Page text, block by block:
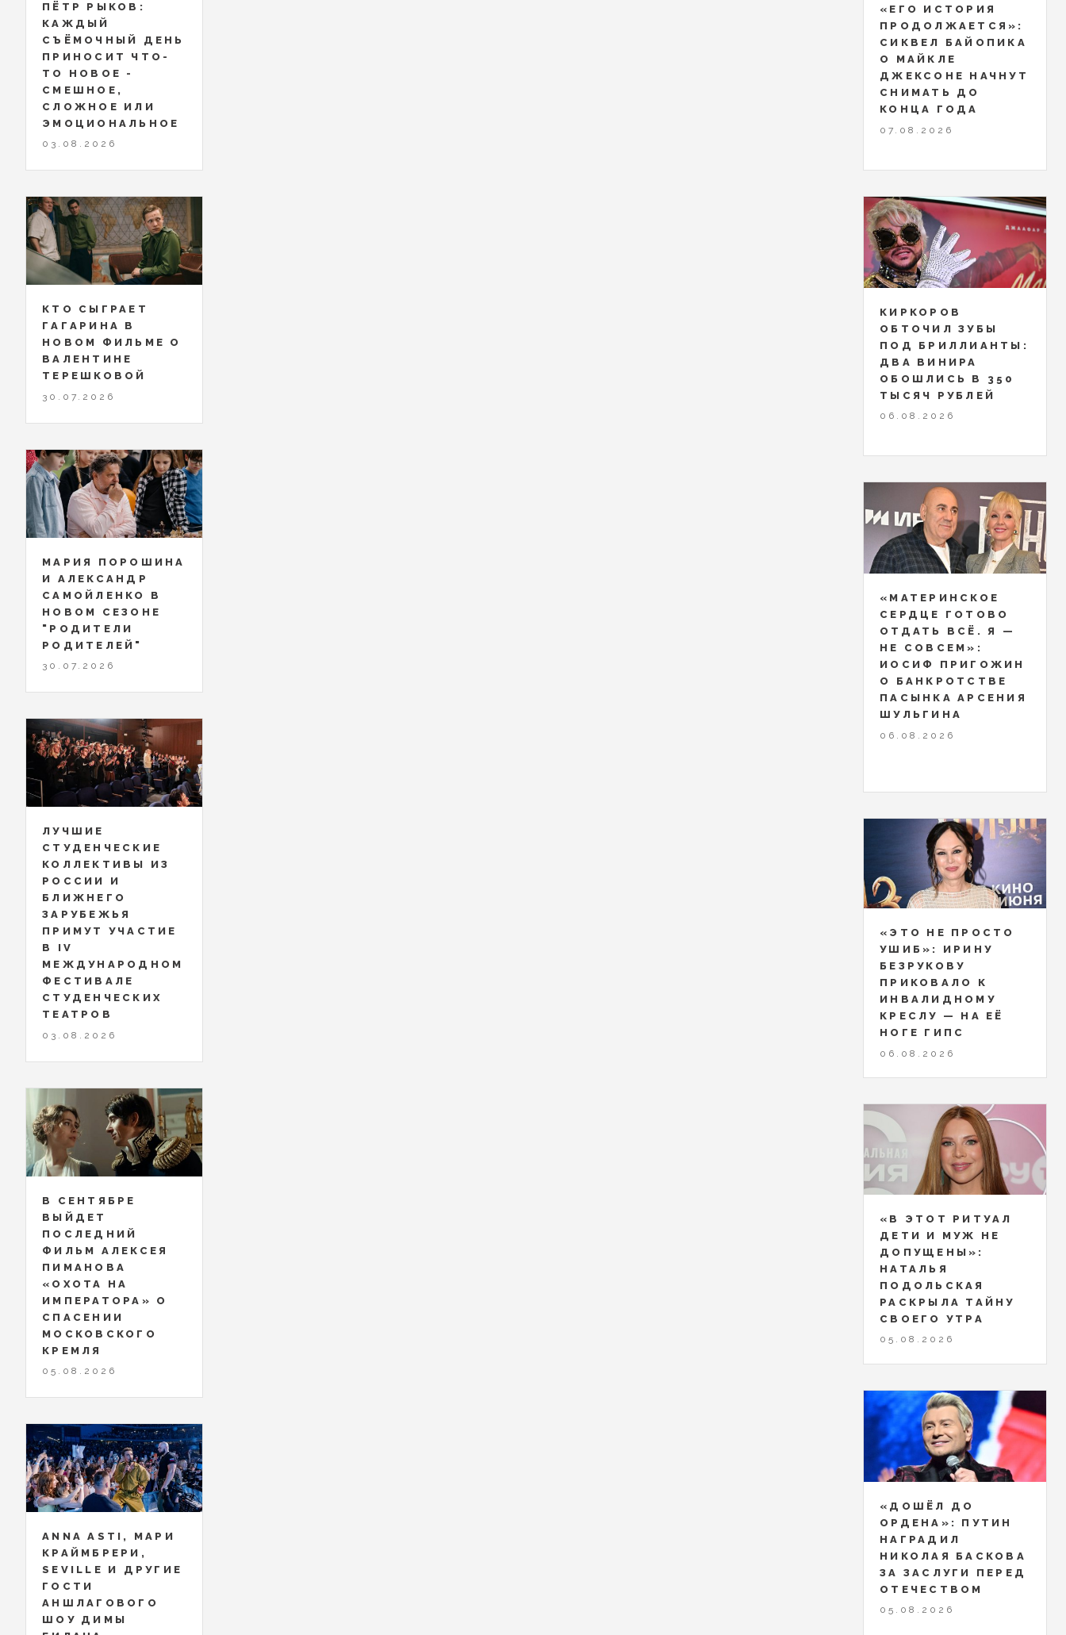
ПЁТР РЫКОВ:
КАЖДЫЙ
СЪЁМОЧНЫЙ ДЕНЬ
ПРИНОСИТ ЧТО-
ТО НОВОЕ -
СМЕШНОЕ,
СЛОЖНОЕ ИЛИ
ЭМОЦИОНАЛЬНОЕ
03.08.2026
КТО СЫГРАЕТ
ГАГАРИНА В
НОВОМ ФИЛЬМЕ О
ВАЛЕНТИНЕ
ТЕРЕШКОВОЙ
30.07.2026
МАРИЯ ПОРОШИНА
И АЛЕКСАНДР
САМОЙЛЕНКО В
НОВОМ СЕЗОНЕ
"РОДИТЕЛИ
РОДИТЕЛЕЙ"
30.07.2026
ЛУЧШИЕ
СТУДЕНЧЕСКИЕ
КОЛЛЕКТИВЫ ИЗ
РОССИИ И
БЛИЖНЕГО
ЗАРУБЕЖЬЯ
ПРИМУТ УЧАСТИЕ
В IV
МЕЖДУНАРОДНОМ
ФЕСТИВАЛЕ
СТУДЕНЧЕСКИХ
ТЕАТРОВ
03.08.2026
В СЕНТЯБРЕ
ВЫЙДЕТ
ПОСЛЕДНИЙ
ФИЛЬМ АЛЕКСЕЯ
ПИМАНОВА
«ОХОТА НА
ИМПЕРАТОРА» О
СПАСЕНИИ
МОСКОВСКОГО
КРЕМЛЯ
05.08.2026
ANNA ASTI, МАРИ
КРАЙМБРЕРИ,
SEVILLE И ДРУГИЕ
ГОСТИ
АНШЛАГОВОГО
ШОУ ДИМЫ
«ЕГО ИСТОРИЯ
ПРОДОЛЖАЕТСЯ»:
СИКВЕЛ БАЙОПИКА
О МАЙКЛЕ
ДЖЕКСОНЕ НАЧНУТ
СНИМАТЬ ДО
КОНЦА ГОДА
07.08.2026
КИРКОРОВ
ОБТОЧИЛ ЗУБЫ
ПОД БРИЛЛИАНТЫ:
ДВА ВИНИРА
ОБОШЛИСЬ В 350
ТЫСЯЧ РУБЛЕЙ
06.08.2026
«МАТЕРИНСКОЕ
СЕРДЦЕ ГОТОВО
ОТДАТЬ ВСЁ. Я —
НЕ СОВСЕМ»:
ИОСИФ ПРИГОЖИН
О БАНКРОТСТВЕ
ПАСЫНКА АРСЕНИЯ
ШУЛЬГИНА
06.08.2026
«ЭТО НЕ ПРОСТО
УШИБ»: ИРИНУ
БЕЗРУКОВУ
ПРИКОВАЛО К
ИНВАЛИДНОМУ
КРЕСЛУ — НА ЕЁ
НОГЕ ГИПС
06.08.2026
«В ЭТОТ РИТУАЛ
ДЕТИ И МУЖ НЕ
ДОПУЩЕНЫ»:
НАТАЛЬЯ
ПОДОЛЬСКАЯ
РАСКРЫЛА ТАЙНУ
СВОЕГО УТРА
05.08.2026
«ДОШЁЛ ДО
ОРДЕНА»: ПУТИН
НАГРАДИЛ
НИКОЛАЯ БАСКОВА
ЗА ЗАСЛУГИ ПЕРЕД
ОТЕЧЕСТВОМ
05.08.2026